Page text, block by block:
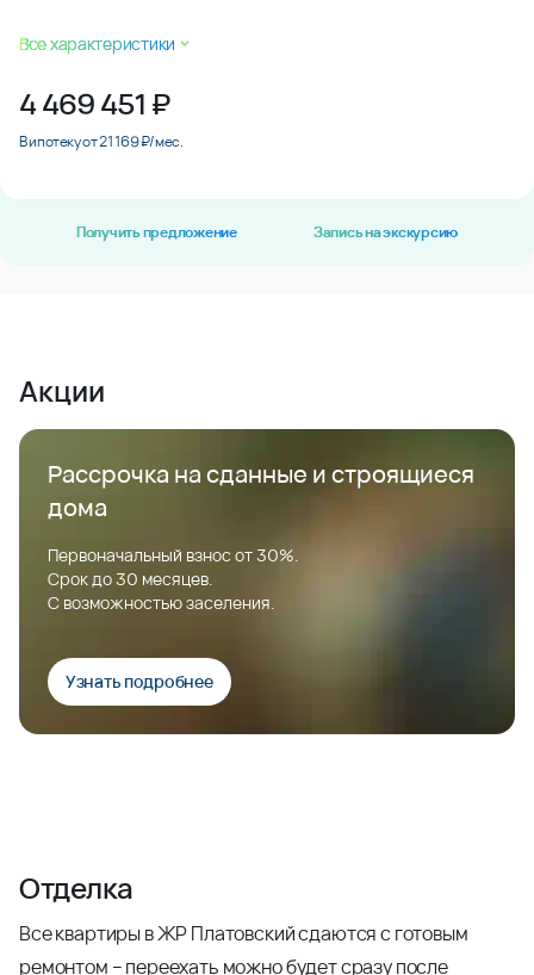
Все характеристики
4 469 451 ₽
В ипотеку от 21 169 ₽/мес.
Получить предложение Запись на экскурсию
Акции
Рассрочка на сданные и строящиеся
дома
Первоначальный взнос от 30%.
Срок до 30 месяцев.
С возможностью заселения.
Узнать подробнее
Отделка
Все квартиры в ЖР Платовский сдаются с готовым
ремонтом – переехать можно будет сразу после